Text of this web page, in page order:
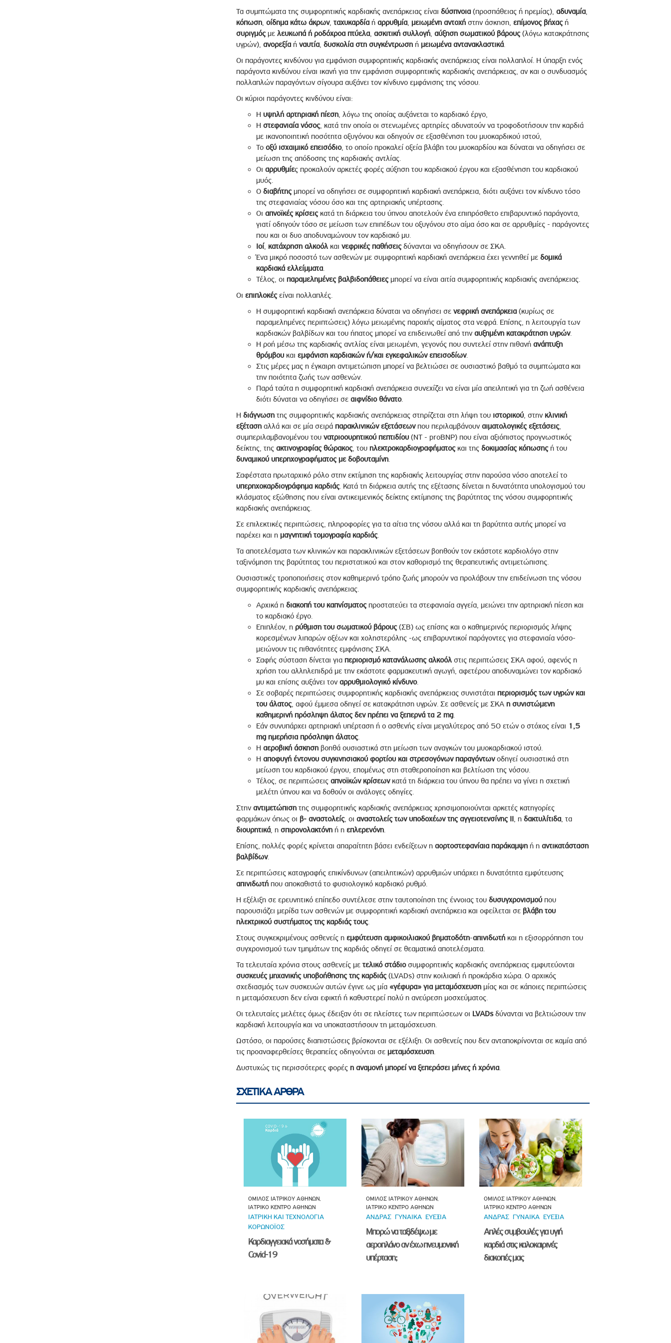
Τα συμπτώματα της συμφορητικής καρδιακής ανεπάρκειας είναι δύσπνοια(προσπάθειας ή ηρεμίας), αδυναμία,
κόπωση, οίδημα κάτω άκρων, ταχυκαρδίαή αρρυθμία, μειωμένη αντοχήστην άσκηση, επίμονος βήχαςή
συριγμόςμε λευκωπά ή ροδόχροα πτύελα, ασκιτική συλλογή, αύξηση σωματικού βάρους(λόγω κατακράτησης
υγρών), ανορεξίαή ναυτία, δυσκολία στη συγκέντρωσηή μειωμένα αντανακλαστικά.
Οι παράγοντες κινδύνου για εμφάνιση συμφορητικής καρδιακής ανεπάρκειας είναι πολλαπλοί. Η ύπαρξη ενός
παράγοντα κινδύνου είναι ικανή για την εμφάνιση συμφορητικής καρδιακής ανεπάρκειας, αν και ο συνδυασμός
πολλαπλών παραγόντων σίγουρα αυξάνει τον κίνδυνο εμφάνισης της νόσου.
Οι κύριοι παράγοντες κινδύνου είναι:
Η υψηλή αρτηριακή πίεση, λόγω της οποίας αυξάνεται το καρδιακό έργο,
Η στεφανιαία νόσος, κατά την οποία οι στενωμένες αρτηρίες αδυνατούν να τροφοδοτήσουν την καρδιά
με ικανοποιητική ποσότητα οξυγόνου και οδηγούν σε εξασθένηση του μυοκαρδικού ιστού,
Το οξύ ισχαιμικό επεισόδιο, το οποίο προκαλεί οξεία βλάβη του μυοκαρδίου και δύναται να οδηγήσει σε
μείωση της απόδοσης της καρδιακής αντλίας.
Οι αρρυθμίες προκαλούν αρκετές φορές αύξηση του καρδιακού έργου και εξασθένηση του καρδιακού
μυός.
O διαβήτηςμπορεί να οδηγήσει σε συμφορητική καρδιακή ανεπάρκεια, διότι αυξάνει τον κίνδυνο τόσο
της στεφανιαίας νόσου όσο και της αρτηριακής υπέρτασης.
Οι απνοϊκές κρίσειςκατά τη διάρκεια του ύπνου αποτελούν ένα επιπρόσθετο επιβαρυντικό παράγοντα,
γιατί οδηγούν τόσο σε μείωση των επιπέδων του οξυγόνου στο αίμα όσο και σε αρρυθμίες - παράγοντες
που και οι δυο αποδυναμώνουν τον καρδιακό μυ.
Ιοί, κατάχρηση αλκοόλκαι νεφρικές παθήσειςδύνανται να οδηγήσουν σε ΣΚΑ.
Ένα μικρό ποσοστό των ασθενών με συμφορητική καρδιακή ανεπάρκεια έχει γεννηθεί με δομικά
καρδιακά ελλείμματα.
Τέλος, οι παραμελημένες βαλβιδοπάθειεςμπορεί να είναι αιτία συμφορητικής καρδιακής ανεπάρκειας.
Οι επιπλοκέςείναι πολλαπλές.
Η συμφορητική καρδιακή ανεπάρκεια δύναται να οδηγήσει σε νεφρική ανεπάρκεια(κυρίως σε
παραμελημένες περιπτώσεις) λόγω μειωμένης παροχής αίματος στα νεφρά. Επίσης, η λειτουργία των
καρδιακών βαλβίδων και του ήπατος μπορεί να επιδεινωθεί από την αυξημένη κατακράτηση υγρών.
Η ροή μέσω της καρδιακής αντλίας είναι μειωμένη, γεγονός που συντελεί στην πιθανή ανάπτυξη
θρόμβουκαι εμφάνιση καρδιακών ή/και εγκεφαλικών επεισοδίων.
Στις μέρες μας η έγκαιρη αντιμετώπιση μπορεί να βελτιώσει σε ουσιαστικό βαθμό τα συμπτώματα και
την ποιότητα ζωής των ασθενών.
Παρά ταύτα η συμφορητική καρδιακή ανεπάρκεια συνεχίζει να είναι μία απειλητική για τη ζωή ασθένεια
διότι δύναται να οδηγήσει σε αιφνίδιο θάνατο.
Η διάγνωσητης συμφορητικής καρδιακής ανεπάρκειας στηρίζεται στη λήψη του ιστορικού, στην κλινική
εξέτασηαλλά και σε μία σειρά παρακλινικών εξετάσεωνπου περιλαμβάνουν αιματολογικές εξετάσεις,
συμπεριλαμβανομένου του νατριοουρητικού πεπτιδίου (NT - proBNP) που είναι αξιόπιστος προγνωστικός
δείκτης, της ακτινογραφίας θώρακος, του ηλεκτροκαρδιογραφήματοςκαι της δοκιμασίας κόπωσηςή του
δυναμικού υπερηχογραφήματος με δοβουταμίνη.
Σαφέστατα πρωταρχικό ρόλο στην εκτίμηση της καρδιακής λειτουργίας στην παρούσα νόσο αποτελεί το
υπερηχοκαρδιογράφημα καρδιάς. Κατά τη διάρκεια αυτής της εξέτασης δίνεται η δυνατότητα υπολογισμού του
κλάσματος εξώθησης που είναι αντικειμενικός δείκτης εκτίμησης της βαρύτητας της νόσου συμφορητικής
καρδιακής ανεπάρκειας.
Σε επιλεκτικές περιπτώσεις, πληροφορίες για τα αίτια της νόσου αλλά και τη βαρύτητα αυτής μπορεί να
παρέχει και η μαγνητική τομογραφία καρδιάς.
Τα αποτελέσματα των κλινικών και παρακλινικών εξετάσεων βοηθούν τον εκάστοτε καρδιολόγο στην
ταξινόμηση της βαρύτητας του περιστατικού και στον καθορισμό της θεραπευτικής αντιμετώπισης.
Ουσιαστικές τροποποιήσεις στον καθημερινό τρόπο ζωής μπορούν να προλάβουν την επιδείνωση της νόσου
συμφορητικής καρδιακής ανεπάρκειας.
Αρχικά η διακοπή του καπνίσματοςπροστατεύει τα στεφανιαία αγγεία, μειώνει την αρτηριακή πίεση και
το καρδιακό έργο.
Επιπλέον, η ρύθμιση του σωματικού βάρους(ΣΒ) ως επίσης και ο καθημερινός περιορισμός λήψης
κορεσμένων λιπαρών οξέων και χοληστερόλης -ως επιβαρυντικοί παράγοντες για στεφανιαία νόσο-
μειώνουν τις πιθανότητες εμφάνισης ΣΚΑ.
Σαφής σύσταση δίνεται για περιορισμό κατανάλωσης αλκοόλστις περιπτώσεις ΣΚΑ αφού, αφενός η
χρήση του αλληλεπιδρά με την εκάστοτε φαρμακευτική αγωγή, αφετέρου αποδυναμώνει τον καρδιακό
μυ και επίσης αυξάνει τον αρρυθμιολογικό κίνδυνο.
Σε σοβαρές περιπτώσεις συμφορητικής καρδιακής ανεπάρκειας συνιστάται περιορισμός των υγρών και
του άλατος, αφού έμμεσα οδηγεί σε κατακράτηση υγρών. Σε ασθενείς με ΣΚΑ η συνιστώμενη
καθημερινή πρόσληψη άλατος δεν πρέπει να ξεπερνά τα 2 mg.
Εάν συνυπάρχει αρτηριακή υπέρταση ή ο ασθενής είναι μεγαλύτερος από 50 ετών ο στόχος είναι 1,5
mg ημερήσια πρόσληψη άλατος.
Η αεροβική άσκησηβοηθά ουσιαστικά στη μείωση των αναγκών του μυοκαρδιακού ιστού.
Η αποφυγή έντονου συγκινησιακού φορτίου και στρεσογόνων παραγόντωνοδηγεί ουσιαστικά στη
μείωση του καρδιακού έργου, επομένως στη σταθεροποίηση και βελτίωση της νόσου.
Τέλος, σε περιπτώσεις απνοϊκών κρίσεωνκατά τη διάρκεια του ύπνου θα πρέπει να γίνει η σχετική
μελέτη ύπνου και να δοθούν οι ανάλογες οδηγίες.
Στην αντιμετώπιση της συμφορητικής καρδιακής ανεπάρκειας χρησιμοποιούνται αρκετές κατηγορίες
φαρμάκων όπως οι β- αναστολείς, οι αναστολείς των υποδοχέων της αγγειοτενσίνης ΙΙ, η δακτυλίτιδα, τα
διουρητικά, η σπιρονολακτόνηή η επλερενόνη.
Επίσης, πολλές φορές κρίνεται απαραίτητη βάσει ενδείξεων η αορτοστεφανίαια παράκαμψηή η αντικατάσταση
βαλβίδων.
Σε περιπτώσεις καταγραφής επικίνδυνων (απειλητικών) αρρυθμιών υπάρχει η δυνατότητα εμφύτευσης
απινιδωτήπου αποκαθιστά το φυσιολογικό καρδιακό ρυθμό.
Η εξέλιξη σε ερευνητικό επίπεδο συντέλεσε στην ταυτοποίηση της έννοιας του δυσυγχρονισμούπου
παρουσιάζει μερίδα των ασθενών με συμφορητική καρδιακή ανεπάρκεια και οφείλεται σε βλάβη του
ηλεκτρικού συστήματος της καρδιάς τους.
Στους συγκεκριμένους ασθενείς η εμφύτευση αμφικοιλιακού βηματοδότη-απινιδωτήκαι η εξισορρόπηση του
συγχρονισμού των τμημάτων της καρδιάς οδηγεί σε θεαματικά αποτελέσματα.
Τα τελευταία χρόνια στους ασθενείς με τελικό στάδιοσυμφορητικής καρδιακής ανεπάρκειας εμφυτεύονται
συσκευές μηχανικής υποβοήθησης της καρδιάς(LVADs) στην κοιλιακή ή προκάρδια χώρα. Ο αρχικός
σχεδιασμός των συσκευών αυτών έγινε ως μία «γέφυρα» για μεταμόσχευσημίας και σε κάποιες περιπτώσεις
η μεταμόσχευση δεν είναι εφικτή ή καθυστερεί πολύ η ανεύρεση μοσχεύματος.
Οι τελευταίες μελέτες όμως έδειξαν ότι σε πλείστες των περιπτώσεων οι LVADsδύνανται να βελτιώσουν την
καρδιακή λειτουργία και να υποκαταστήσουν τη μεταμόσχευση.
Ωστόσο, οι παρούσες διαπιστώσεις βρίσκονται σε εξέλιξη. Οι ασθενείς που δεν ανταποκρίνονται σε καμία από
τις προαναφερθείσες θεραπείες οδηγούνται σε μεταμόσχευση.
Δυστυχώς τις περισσότερες φορές η αναμονή μπορεί να ξεπεράσει μήνες ή χρόνια.
ΣΧΕΤΙΚΑ ΑΡΘΡΑ
ΟΜΙΛΟΣ ΙΑΤΡΙΚΟΥ ΑΘΗΝΩΝ,
ΙΑΤΡΙΚΟ ΚΕΝΤΡΟ ΑΘΗΝΩΝ
ΙΑΤΡΙΚΗ ΚΑΙ ΤΕΧΝΟΛΟΓΙΑ
ΚΟΡΩΝΟΪΟΣ
Καρδιαγγειακά νοσήματα &
Covid-19
ΟΜΙΛΟΣ ΙΑΤΡΙΚΟΥ ΑΘΗΝΩΝ,
ΙΑΤΡΙΚΟ ΚΕΝΤΡΟ ΑΘΗΝΩΝ
ΑΝΔΡΑΣ ΓΥΝΑΙΚΑ ΕΥΕΞΙΑ
Μπορώ να ταξιδέψω με
αεροπλάνο αν έχω πνευμονική
υπέρταση;
ΟΜΙΛΟΣ ΙΑΤΡΙΚΟΥ ΑΘΗΝΩΝ,
ΙΑΤΡΙΚΟ ΚΕΝΤΡΟ ΑΘΗΝΩΝ
ΑΝΔΡΑΣ ΓΥΝΑΙΚΑ ΕΥΕΞΙΑ
Απλές συμβουλές για υγιή
καρδιά στις καλοκαιρινές
διακοπές μας